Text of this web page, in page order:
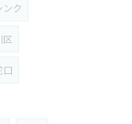
ンク
区
口